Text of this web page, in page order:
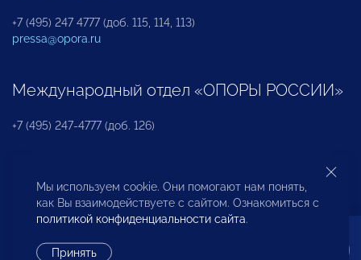
+7 (495) 247 4777 (доб. 115, 114, 113)
pressa@opora.ru
Международный отдел «ОПОРЫ РОССИИ»
+7 (495) 247-4777 (доб. 126)
Бюро по защите прав предпринимателей и
инвесторов
Мы используем cookie. Они помогают нам понять,
как Вы взаимодействуете с сайтом. Ознакомиться с
политикой конфиденциальности сайта.
Принять